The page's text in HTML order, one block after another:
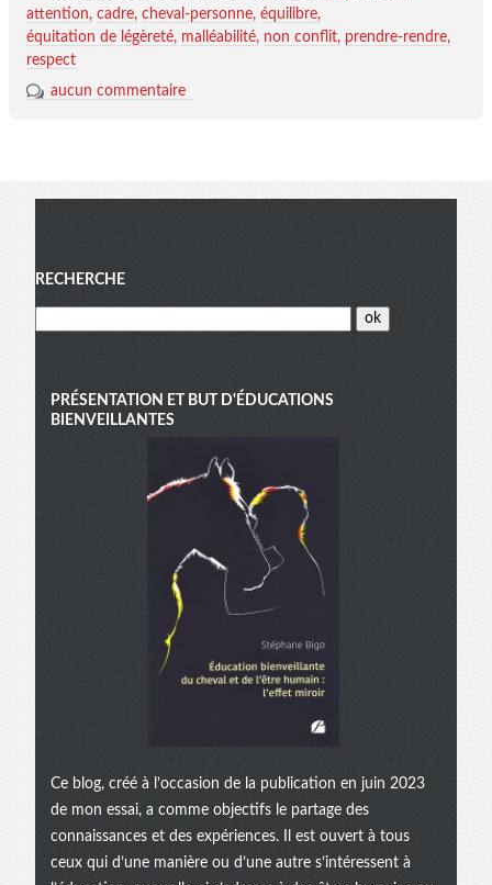
attention cadre cheval-personne équilibre
équitation de légèreté malléabilité non conflit prendre-rendre
respect
aucun commentaire
Menu
RECHERCHE
PRÉSENTATION ET BUT D'ÉDUCATIONS
BIENVEILLANTES
Ce blog, créé à l’occasion de la publication en juin 2023
de mon essai, a comme objectifs le partage des
connaissances et des expériences. Il est ouvert à tous
ceux qui d’une manière ou d’une autre s’intéressent à